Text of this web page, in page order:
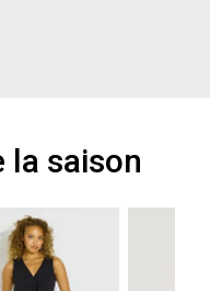
la saison